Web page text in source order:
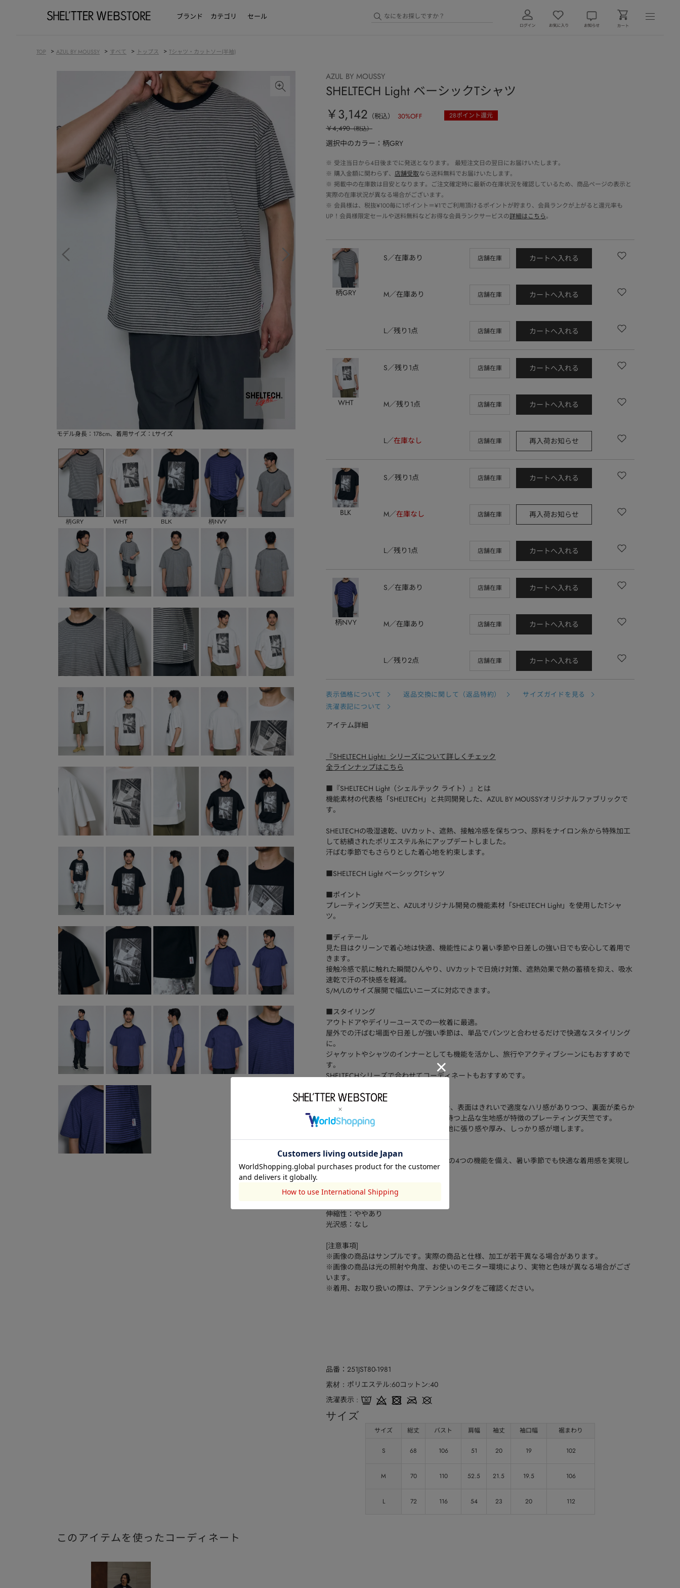
ブランド カテゴリ セール
TOP > AZUL BY MOUSSY > すべて > トップス > Tシャツ・カットソー(半袖)
モデル身長：178cm、着用サイズ：Lサイズ
柄GRY WHT BLK 柄NVY
AZUL BY MOUSSY
SHELTECH Light ベーシックTシャツ
￥3,142 （税込） 30%OFF 28ポイント還元
￥4,490（税込）
選択中のカラー：柄GRY
※ 受注当日から4日後までに発送となります。 最短注文日の翌日にお届けいたします。
※ 購入金額に関わらず、 店舗受取なら送料無料でお届けいたします。
※ 掲載中の在庫数は目安となります。ご注文確定時に最新の在庫状況を確認しているため、商品ページの表示と
実際の在庫状況が異なる場合がございます。
※ 会員様は、税抜¥100毎に1ポイント＝¥1でご利用頂けるポイントが貯まり、会員ランクが上がると還元率も
UP！会員様限定セールや送料無料などお得な会員ランクサービスの詳細はこちら。
柄GRY
S 在庫あり 店舗在庫 カートへ入れる
M 在庫あり 店舗在庫 カートへ入れる
L 残り1点 店舗在庫 カートへ入れる
WHT
S 残り1点 店舗在庫 カートへ入れる
M 残り1点 店舗在庫 カートへ入れる
L 在庫なし 店舗在庫 再入荷お知らせ
BLK
S 残り1点 店舗在庫 カートへ入れる
M 在庫なし 店舗在庫 再入荷お知らせ
L 残り1点 店舗在庫 カートへ入れる
柄NVY
S 在庫あり 店舗在庫 カートへ入れる
M 在庫あり 店舗在庫 カートへ入れる
L 残り2点 店舗在庫 カートへ入れる
表示価格について 返品交換に関して（返品特約）
サイズガイドを見る
洗濯表記について
アイテム詳細
『SHELTECH Light』シリーズについて詳しくチェック
全ラインナップはこちら
■『SHELTECH Light（シェルテック ライト）』とは
機能素材の代表格「SHELTECH」と共同開発した、AZUL BY MOUSSYオリジナルファブリックで
す。
SHELTECHの吸湿速乾、UVカット、遮熱、接触冷感を保ちつつ、原料をナイロン糸から特殊加工
して紡績されたポリエステル糸にアップデートしました。
汗ばむ季節でもさらりとした着心地を約束します。
■SHELTECH Light ベーシックTシャツ
■ポイント
プレーティング天竺と、AZULオリジナル開発の機能素材「SHELTECH Light」を使用したTシャ
ツ。
■ディテール
見た目はクリーンで着心地は快適、機能性により暑い季節や日差しの強い日でも安心して着用で
きます。
接触冷感で肌に触れた瞬間ひんやり、UVカットで日焼け対策、遮熱効果で熱の蓄積を抑え、吸水
速乾で汗の不快感を軽減。
S/M/Lのサイズ展開で幅広いニーズに対応できます。
■スタイリング
アウトドアやデイリーユースでの一枚着に最適。
屋外での汗ばむ場面や日差しが強い季節は、単品でパンツと合わせるだけで快適なスタイリング
に。
ジャケットやシャツのインナーとしても機能を活かし、旅行やアクティブシーンにもおすすめで
す。
SHELTECHシリーズで合わせてコーディネートもおすすめです。
■生地
2本の糸を同時に引き入れて編むことで、表面はきれいで適度なハリ感がありつつ、裏面が柔らか
く肌に馴染む、しっかりとした厚みを持つ上品な生地感が特徴のプレーティング天竺です。
透けにくく、ストレッチ性に優れ、生地に張り感や厚み、しっかり感が増します。
「SHELTECH Light」機能糸を使用。
接触冷感・UVカット・遮熱・吸水速乾の4つの機能を備え、暑い季節でも快適な着用感を実現し
ます。
透け感：なし
伸縮性：ややあり
光沢感：なし
[注意事項]
※画像の商品はサンプルです。実際の商品と仕様、加工が若干異なる場合があります。
※画像の商品は光の照射や角度、お使いのモニター環境により、実物と色味が異なる場合がござ
います。
※着用、お取り扱いの際は、アテンションタグをご確認ください。
品番 251JST80-1981
素材
ポリエステル:60コットン:40
洗濯表示
サイズ
サイズ 総丈 バスト 肩幅 袖丈 袖口幅 裾まわり
S 68 106 51 20 19 102
M 70 110 52.5 21.5 19.5 106
L 72 116 54 23 20 112
このアイテムを使ったコーディネート